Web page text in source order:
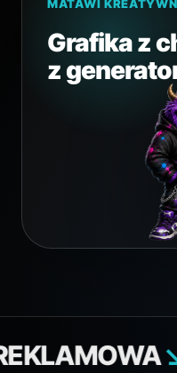
MATAWI
Grafika z
z
↘